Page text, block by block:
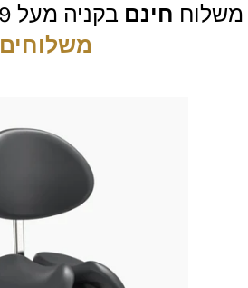
משלוח חינם בקניה מעל 299 ש"ח I
משלוחים